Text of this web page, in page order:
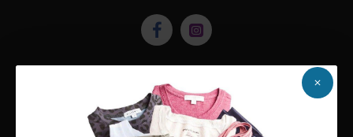
Politica de confidențialitate